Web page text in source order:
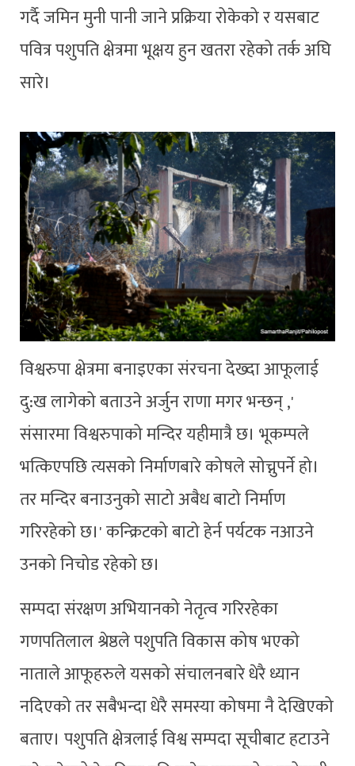
गर्दै जमिन मुनी पानी जाने प्रक्रिया रोकेको र यसबाट
पवित्र पशुपति क्षेत्रमा भूक्षय हुन खतरा रहेको तर्क अघि
सारे।
विश्वरुपा क्षेत्रमा बनाइएका संरचना देख्दा आफूलाई
दु:ख लागेको बताउने अर्जुन राणा मगर भन्छन् ,'
संसारमा विश्वरुपाको मन्दिर यहीमात्रै छ। भूकम्पले
भत्किएपछि त्यसको निर्माणबारे कोषले सोच्नुपर्ने हो।
तर मन्दिर बनाउनुको साटो अबैध बाटो निर्माण
गरिरहेको छ।' कन्क्रिटको बाटो हेर्न पर्यटक नआउने
उनको निचोड रहेको छ।
सम्पदा संरक्षण अभियानको नेतृत्व गरिरहेका
गणपतिलाल श्रेष्ठले पशुपति विकास कोष भएको
नाताले आफूहरुले यसको संचालनबारे धेरै ध्यान
नदिएको तर सबैभन्दा धेरै समस्या कोषमा नै देखिएको
बताए। पशुपति क्षेत्रलाई विश्व सम्पदा सूचीबाट हटाउने